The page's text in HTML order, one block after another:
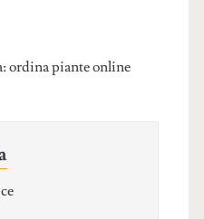
ordina piante online